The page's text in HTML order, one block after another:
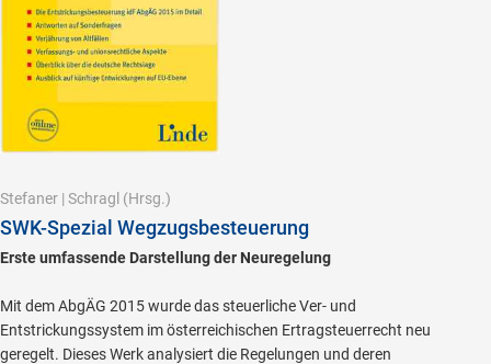
Stefaner | Schragl (Hrsg.)
SWK-Spezial Wegzugsbesteuerung
Erste umfassende Darstellung der Neuregelung
Mit dem AbgÄG 2015 wurde das steuerliche Ver- und
Entstrickungssystem im österreichischen Ertragsteuerrecht neu
geregelt. Dieses Werk analysiert die Regelungen und deren